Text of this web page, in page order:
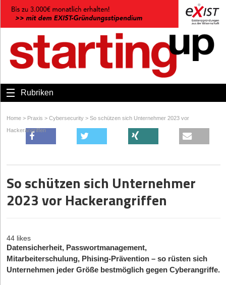
Rubriken
Home > Praxis > Cybersecurity > So schützen sich Unternehmer 2023 vor
Hackerangriffen
So schützen sich Unternehmer
2023 vor Hackerangriffen
44 likes
Datensicherheit, Passwortmanagement,
Mitarbeiterschulung, Phising-Prävention – so rüsten sich
Unternehmen jeder Größe bestmöglich gegen Cyberangriffe.